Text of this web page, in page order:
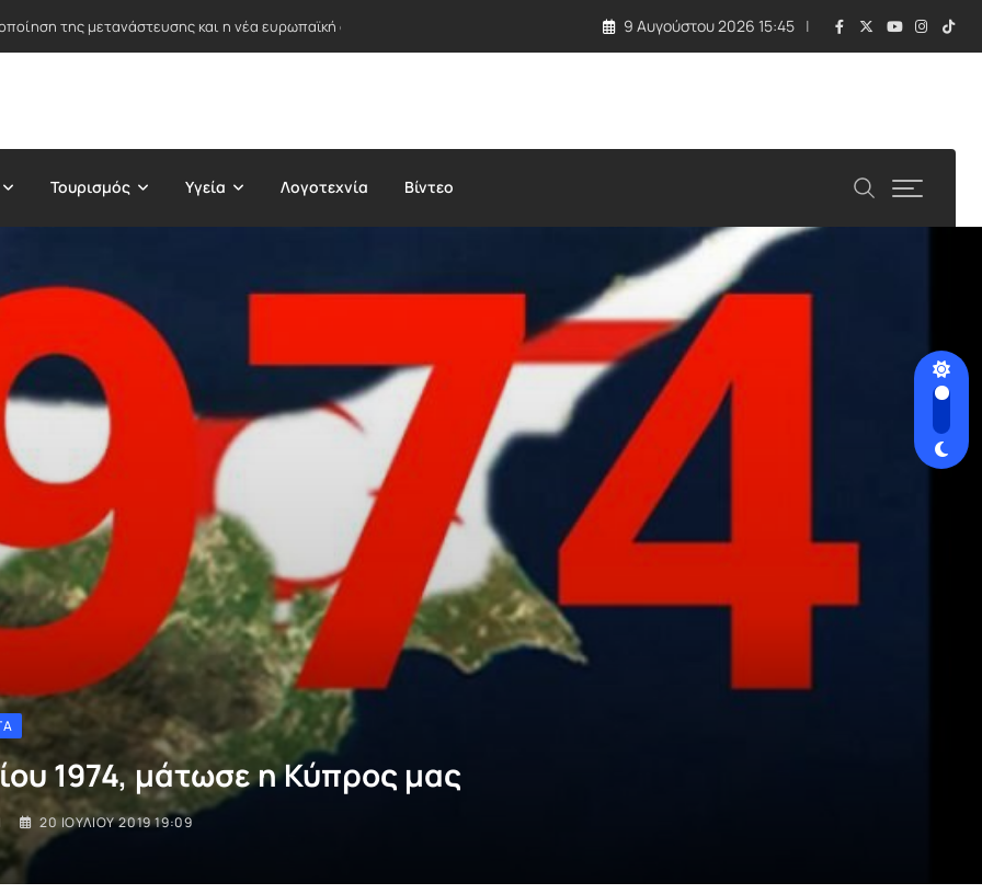
της μετανάστευσης και η νέα ευρωπαϊκή στρατηγική ασύλου 9 Αυγούστου 2026 15:45
Τουρισμός Υγεία Λογοτεχνία Βίντεο
1974, μάτωσε η Κύπρος μας
20 ΙΟΥΛΊΟΥ 2019 19:09